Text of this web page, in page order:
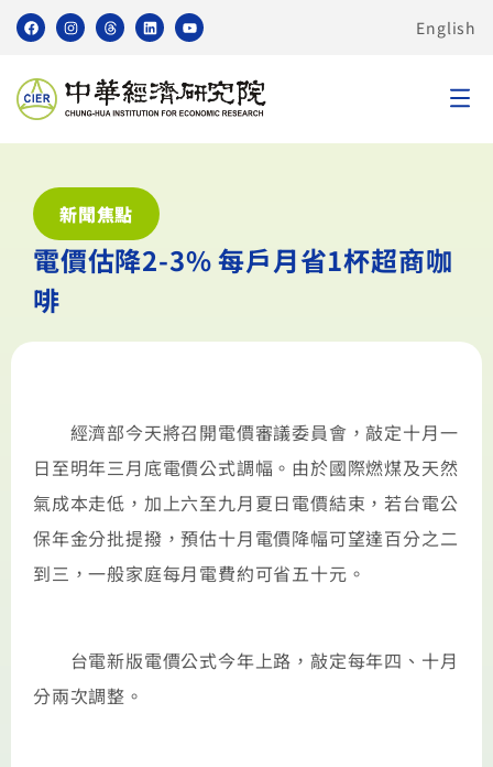
English
新聞焦點
電價估降2-3% 每戶月省1杯超商咖
啡
經濟部今天將召開電價審議委員會，敲定十月一
日至明年三月底電價公式調幅。由於國際燃煤及天然
氣成本走低，加上六至九月夏日電價結束，若台電公
保年金分批提撥，預估十月電價降幅可望達百分之二
到三，一般家庭每月電費約可省五十元。
台電新版電價公式今年上路，敲定每年四、十月
分兩次調整。